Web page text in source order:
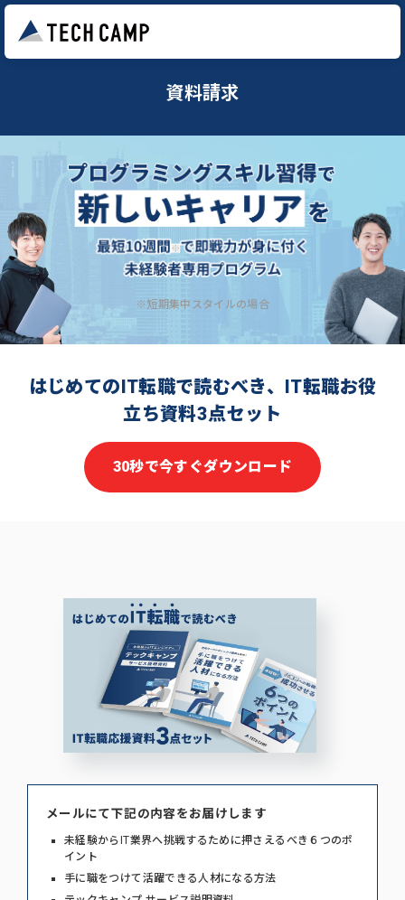
資料請求
※短期集中スタイルの場合
はじめてのIT転職で読むべき、IT転職お役
立ち資料3点セット
30秒で今すぐダウンロード
メールにて下記の内容をお届けします
未経験からIT業界へ挑戦するために押さえるべき６つのポ
イント
手に職をつけて活躍できる人材になる方法